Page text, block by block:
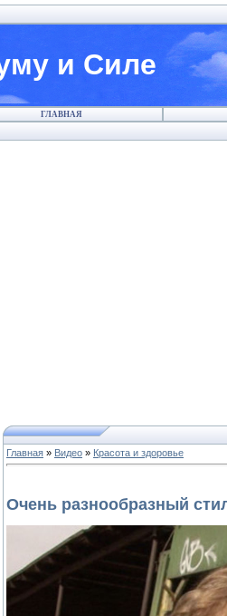
и Силе
ГЛАВНАЯ
Главная » Видео » Красота и здоровье
Очень разнообразный